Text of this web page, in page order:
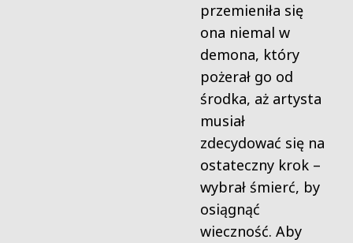
przemieniła się
ona niemal w
demona, który
pożerał go od
środka, aż artysta
musiał
zdecydować się na
ostateczny krok –
wybrał śmierć, by
osiągnąć
wieczność. Aby